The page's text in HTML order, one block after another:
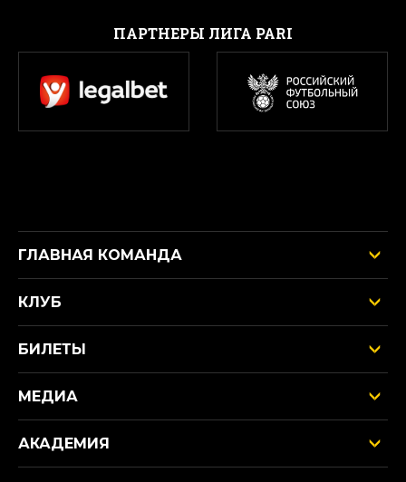
ПАРТНЕРЫ ЛИГА PARI
ГЛАВНАЯ КОМАНДА
КЛУБ
БИЛЕТЫ
МЕДИА
АКАДЕМИЯ